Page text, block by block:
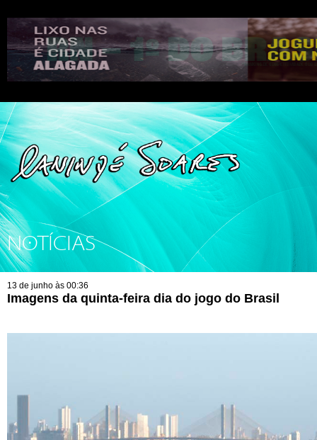
NOTÍCIAS
13 de junho às 00:36
Imagens da quinta-feira dia do jogo do Brasil